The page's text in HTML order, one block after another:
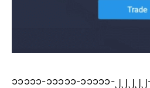
၁၁၁၁၁-၁၁၁၁၁-၁၁၁၁၁-၂၂၂၂